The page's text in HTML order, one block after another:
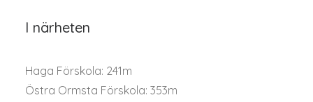
I närheten
Haga Förskola: 241m
Östra Ormsta Förskola: 353m